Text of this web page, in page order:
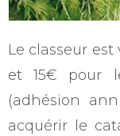
Le classeur
et 15€ pour
(adhésion
acquérir le